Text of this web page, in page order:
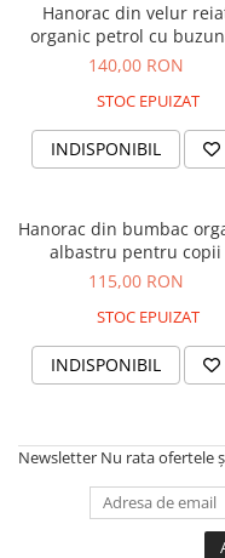
Hanorac din velur
organic petrol cu
frontal maro, pentru
140,00 RON
STOC EPUIZAT
INDISPONIBIL
Hanorac din bumbac
albastru pentru copii
115,00 RON
STOC EPUIZAT
INDISPONIBIL
Newsletter Nu rata ofertele